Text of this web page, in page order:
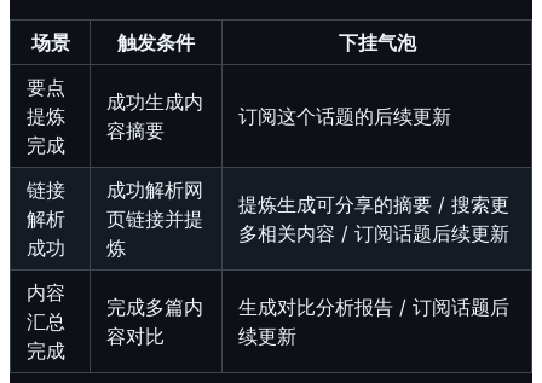
场景 触发条件
下挂气泡
要点
提炼
完成
成功生成内
容摘要
订阅这个话题的后续更新
链接
解析
成功
成功解析网
页链接并提
炼
提炼生成可分享的摘要 / 搜索更
多相关内容 / 订阅话题后续更新
内容
汇总
完成
完成多篇内
容对比
生成对比分析报告 / 订阅话题后
续更新